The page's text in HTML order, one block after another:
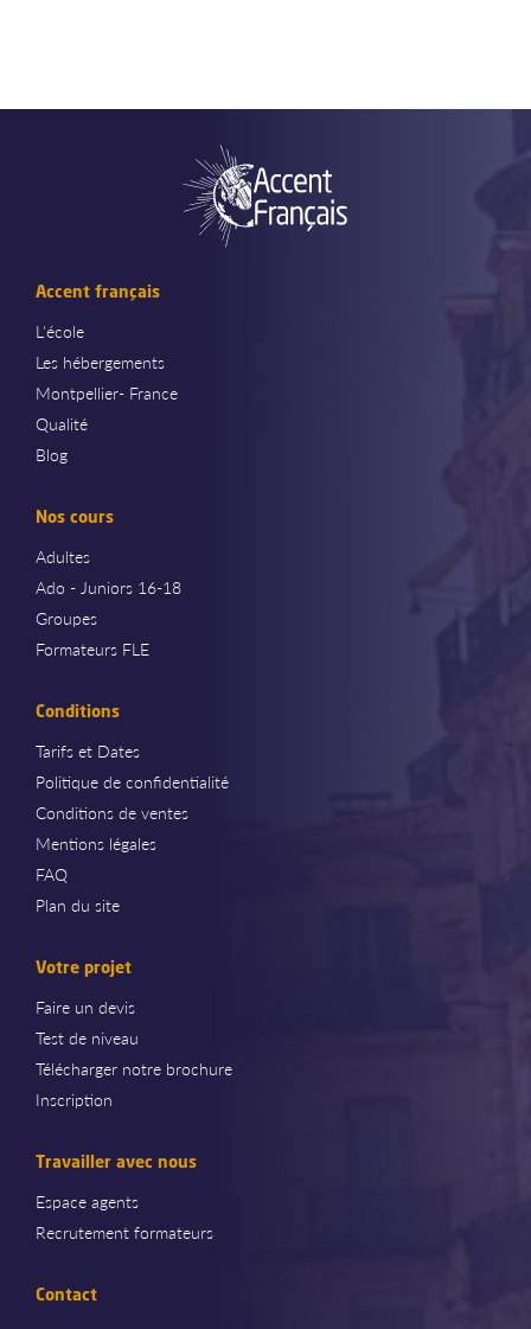
Accent français
L'école
Les hébergements
Montpellier- France
Qualité
Blog
Nos cours
Adultes
Ado - Juniors 16-18
Groupes
Formateurs FLE
Conditions
Tarifs et Dates
Politique de confidentialité
Conditions de ventes
Mentions légales
FAQ
Plan du site
Votre projet
Faire un devis
Test de niveau
Télécharger notre brochure
Inscription
Travailler avec nous
Espace agents
Recrutement formateurs
Contact